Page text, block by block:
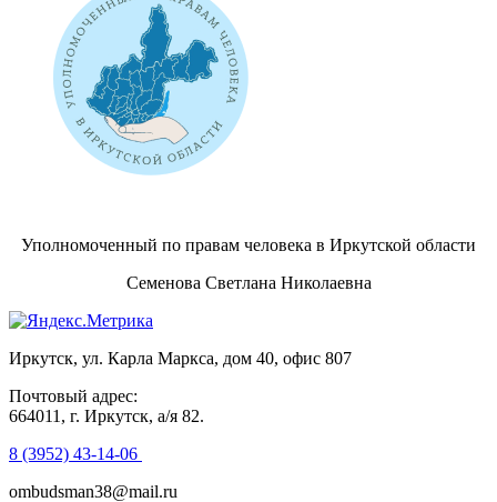
Уполномоченный по правам человека в Иркутской области
Семенова Светлана Николаевна
Иркутск, ул. Карла Маркса, дом 40, офис 807
Почтовый адрес:
664011, г. Иркутск, а/я 82.
8 (3952) 43-14-06
ombudsman38@mail.ru